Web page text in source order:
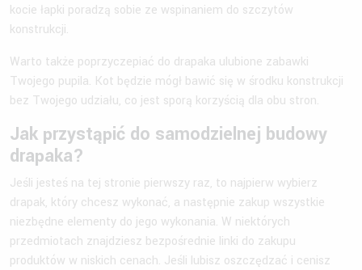
kocie łapki poradzą sobie ze wspinaniem do szczytów
konstrukcji.
Warto także poprzyczepiać do drapaka ulubione zabawki
Twojego pupila. Kot będzie mógł bawić się w środku konstrukcji
bez Twojego udziału, co jest sporą korzyścią dla obu stron.
Jak przystąpić do samodzielnej budowy
drapaka?
Jeśli jesteś na tej stronie pierwszy raz, to najpierw wybierz
drapak, który chcesz wykonać, a następnie zakup wszystkie
niezbędne elementy do jego wykonania. W niektórych
przedmiotach znajdziesz bezpośrednie linki do zakupu
produktów w niskich cenach. Jeśli lubisz oszczędzać i cenisz